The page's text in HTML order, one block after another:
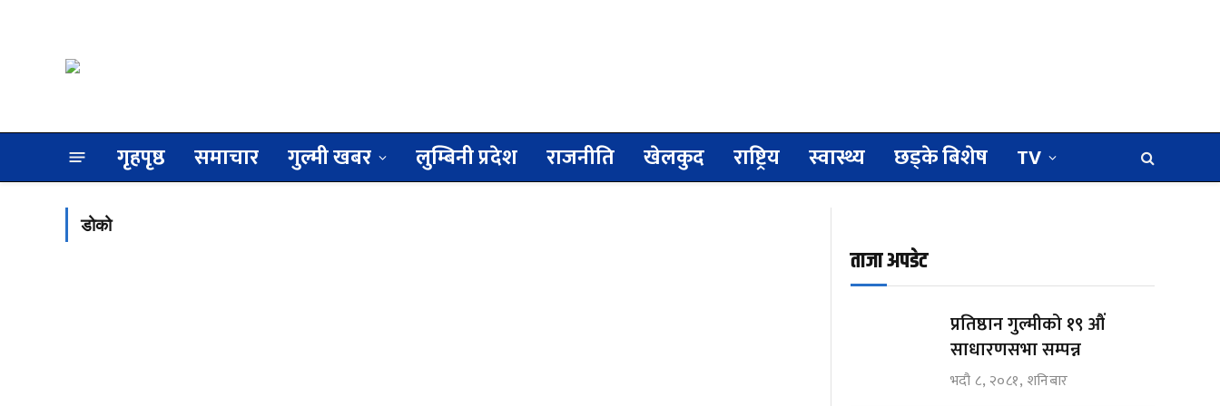
गृहपृष्ठ समाचार गुल्मी खबर लुम्बिनी प्रदेश राजनीति खेलकुद राष्ट्रिय स्वास्थ्य छड्के बिशेष TV
डोको
ताजा अपडेट
प्रतिष्ठान गुल्मीको १९ औं
साधारणसभा सम्पन्न
भदौ ८, २०८१, शनिबार